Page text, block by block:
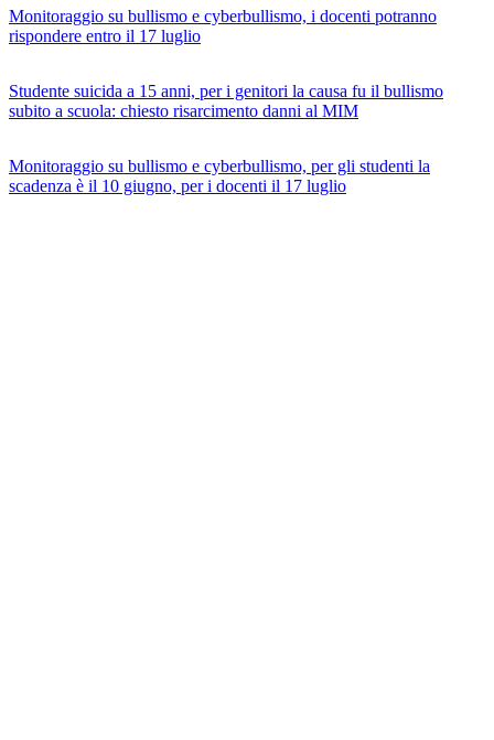
Monitoraggio su bullismo e cyberbullismo, i docenti potranno
rispondere entro il 17 luglio
Studente suicida a 15 anni, per i genitori la causa fu il bullismo
subito a scuola: chiesto risarcimento danni al MIM
Monitoraggio su bullismo e cyberbullismo, per gli studenti la
scadenza è il 10 giugno, per i docenti il 17 luglio